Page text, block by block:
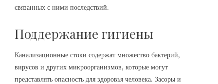
связанных с ними последствий.
Поддержание гигиены
Канализационные стоки содержат множество бактерий,
вирусов и других микроорганизмов, которые могут
представлять опасность для здоровья человека. Засоры и